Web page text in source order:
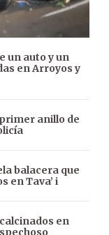
un auto y un
en Arroyos y
anillo de
balacera que
en Tava’ i
en